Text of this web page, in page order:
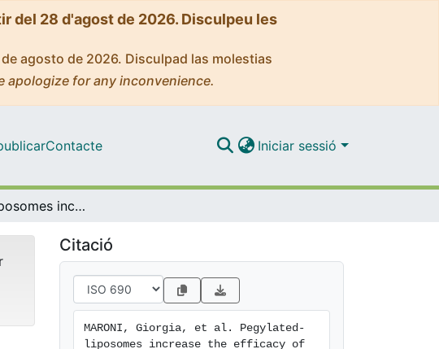
del 28 d'agost de 2026. Disculpeu les
agosto de 2026. Disculpad las molestias
apologize for any inconvenience.
Contacte Iniciar sessió
Pegylated-liposomes increase the efficacy of Idelalisib in lymphoma B-cells
Citació
MARONI, Giorgia, et al. Pegylated-
liposomes increase the efficacy of